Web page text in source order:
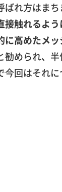
れ方はま
触れるよ
高めたメ
勧められ、
回はそれ